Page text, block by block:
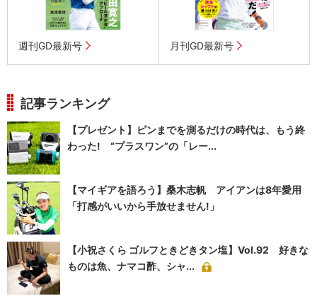
週刊GD最新号 月刊GD最新号
記事ランキング
【プレゼント】ピンまでを測るだけの時代は、もう終
わった! “プラスワン”の「レー...
【マイギアを語ろう】桑木志帆 アイアンは8年愛用
「打感がいいから手放せません!」
【小祝さくら ゴルフときどきタン塩】Vol.92 好きな
ものは魚、ナマコ酢、シャ...